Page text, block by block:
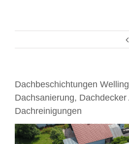
Dachbeschichtungen
Dachsanierung, Dachdecker
Dachreinigungen